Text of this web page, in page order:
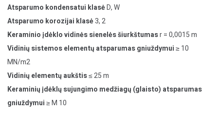
Atsparumo kondensatui klasėD, W
Atsparumo korozijai klasė3, 2
Keraminio įdėklo vidinės sienelės šiurkštumasr = 0,0015 m
Vidinių sistemos elementų atsparumas gniuždymui≥ 10
MN/m2
Vidinių elementų aukštis≤ 25 m
Keraminių įdėklų sujungimo medžiagų (glaisto) atsparumas
gniuždymui≥ M 10